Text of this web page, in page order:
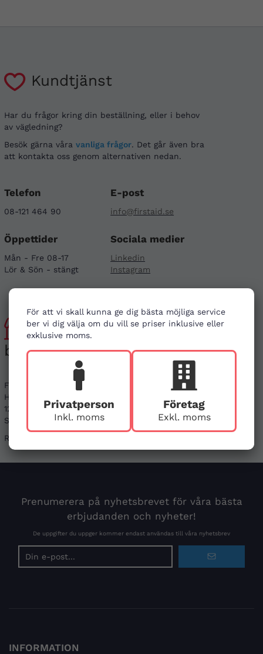
För att vi skall kunna ge dig bästa möjliga service
ber vi dig välja om du vill se priser inklusive eller
exklusive moms.
Privatperson
Inkl. moms
Företag
Exkl. moms
Kundtjänst
Har du frågor kring din beställning, eller i behov
av vägledning?
Besök gärna våra vanliga frågor. Det går även bra
att kontakta oss genom alternativen nedan.
Telefon
08-121 464 90
E-post
info@firstaid.se
Öppettider
Mån - Fre 08-17
Lör & Sön - stängt
Sociala medier
Linkedin
Instagram
Besök
butiken
First Aid Sweden
Hägerstensvägen 125
126 48 Hägersten,
Stockholm
Ring före vid besök
Prenumerera på nyhetsbrevet för våra bästa
erbjudanden och nyheter!
De uppgifter du uppger kommer endast användas till våra nyhetsbrev
INFORMATION